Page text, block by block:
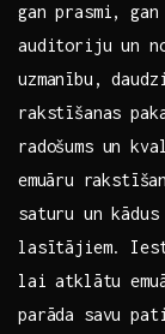
gan prasmi,
‌auditoriju un
uzmanību,
rakstīšanas
radošums un
⁣emuāru⁤
saturu‌ un
lasītājiem.
lai atklātu
parāda savu